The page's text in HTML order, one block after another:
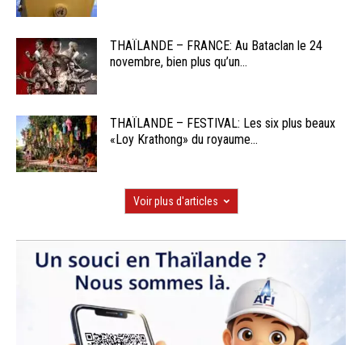
THAÏLANDE – FRANCE: Au Bataclan le 24
novembre, bien plus qu’un...
THAÏLANDE – FESTIVAL: Les six plus beaux
«Loy Krathong» du royaume...
Voir plus d'articles